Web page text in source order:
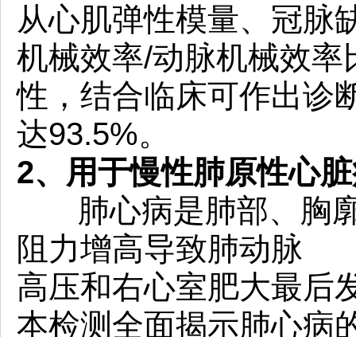
从心肌弹性模量、冠脉
机械效率/动脉机械效
性，结合临床可作出诊
达93.5%。
2、 用于慢性肺原性心
肺心病是肺部、胸廓
阻力增高导致肺动脉
高压和右心室肥大最后
本检测全面揭示肺心病